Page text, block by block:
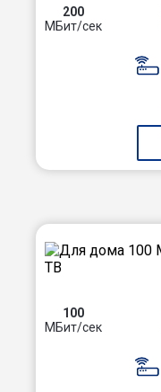
200
МБит/сек
100
МБит/сек